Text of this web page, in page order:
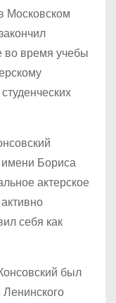
Московском
во время учебы
Бориса
актерское
себя как
был